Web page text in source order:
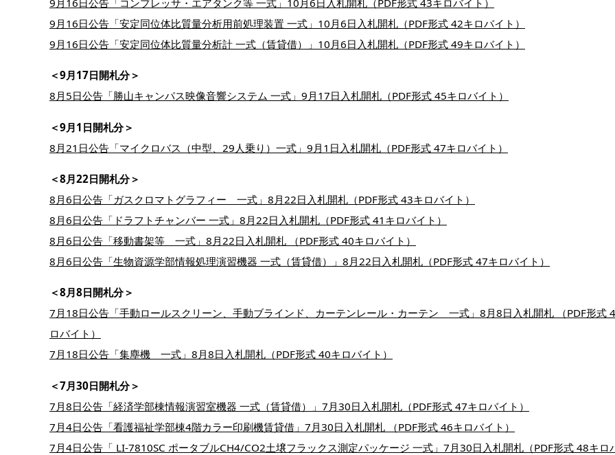
9月16日公告「コンプレッサ・エアタンク等 一式」10月6日入札開札（PDF形式 43キロバイト）
9月16日公告「安定同位体比質量分析用前処理装置 一式」10月6日入札開札（PDF形式 42キロバイト）
9月16日公告「安定同位体比質量分析計 一式（賃貸借）」10月6日入札開札（PDF形式 49キロバイト）
＜9月17日開札分＞
8月5日公告「勝山キャンパス映像音響システム 一式」9月17日入札開札（PDF形式 45キロバイト）
＜9月1日開札分＞
8月21日公告「マイクロバス（中型、29人乗り）一式」9月1日入札開札（PDF形式 47キロバイト）
＜8月22日開札分＞
8月6日公告「ガスクロマトグラフィー 一式」8月22日入札開札（PDF形式 43キロバイト）
8月6日公告「ドラフトチャンバー 一式」8月22日入札開札（PDF形式 41キロバイト）
8月6日公告「移動書架等 一式」8月22日入札開札 （PDF形式 40キロバイト）
8月6日公告「生物資源学部情報処理演習機器 一式（賃貸借）」8月22日入札開札（PDF形式 47キロバイト）
＜8月8日開札分＞
7月18日公告「手動ロールスクリーン、手動ブラインド、カーテンレール・カーテン 一式」8月8日入札開札 （PDF形式
ロバイト）
7月18日公告「集塵機 一式」8月8日入札開札（PDF形式 40キロバイト）
＜7月30日開札分＞
7月8日公告「経済学部棟情報演習室機器 一式（賃貸借）」7月30日入札開札（PDF形式 47キロバイト）
7月4日公告「看護福祉学部棟4階カラー印刷機賃貸借」7月30日入札開札 （PDF形式 46キロバイト）
7月4日公告「 LI-7810SC ポータブルCH4/CO2土壌フラックス測定パッケージ 一式」7月30日入札開札（PDF形式 48キロ